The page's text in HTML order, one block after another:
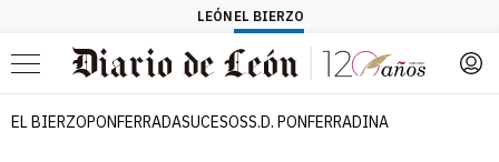
LEÓN EL BIERZO
Menú
EL BIERZOPONFERRADASUCESOSS.D. PONFERRADINA